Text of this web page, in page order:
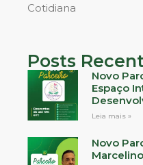
Cotidiana
Posts
Novo
Espaço
Leia mais »
Novo